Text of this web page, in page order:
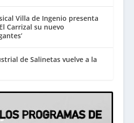
Villa de Ingenio presenta
Carrizal su nuevo
de Salinetas vuelve a la